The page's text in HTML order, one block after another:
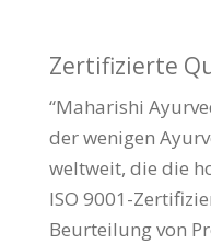
Zertifizierte
“Maharishi
der wenigen
weltweit, die die
ISO 9001-
Beurteilung von